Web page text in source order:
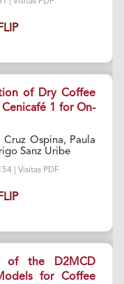
FLIP
of Dry Coffee
Cenicafé 1 for On-
Cruz Ospina, Paula
Sanz Uribe
| Visitas PDF
FLIP
of the D2MCD
for Coffee